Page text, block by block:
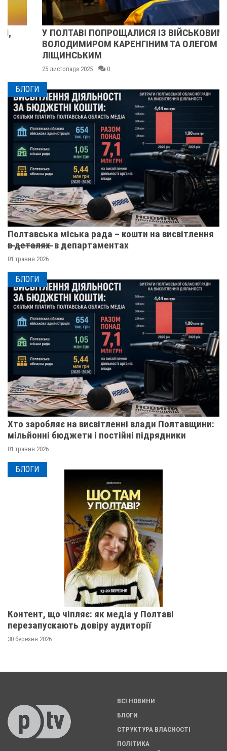
У ПОЛТАВІ ПОПРОЩАЛИСЯ ІЗ ВІЙСЬКОВИМИ
ВОЛОДИМИРОМ КАРЕНГІНИМ ТА ОЛЕГОМ
ЛІЩИНСЬКИМ
25 листопада 2025 0
БЛОГИ
Полтавська міська рада – кошти на висвітлення
в̶ ̶д̶е̶т̶а̶л̶я̶х̶ ̶ в департаментах
01 травня 2026
БЛОГИ
Хто заробляє на висвітленні влади Полтавщини:
мільйонні бюджети і постійні підрядники
01 травня 2026
БЛОГИ
Контент, що чіпляє: як медіа у Полтаві
перезапускають довіру аудиторії
30 березня 2026
ВСІ НОВИНИ
БЛОГИ
СТРУКТУРА ВЛАСНОСТІ
ПОЛІТИКА